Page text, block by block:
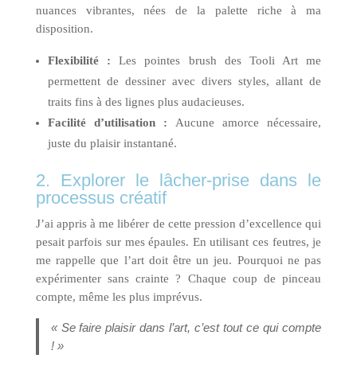
nuances vibrantes, nées de la palette riche à ma
disposition.
Flexibilité :Les pointes brush des Tooli Art me
permettent de dessiner avec divers styles, allant de
traits fins à des lignes plus audacieuses.
Facilité d’utilisation :Aucune amorce nécessaire,
juste du plaisir instantané.
2. Explorer le lâcher-prise dans le
processus créatif
J’ai appris à me libérer de cette pression d’excellence qui
pesait parfois sur mes épaules. En utilisant ces feutres, je
me rappelle que l’art doit être un jeu. Pourquoi ne pas
expérimenter sans crainte ? Chaque coup de pinceau
compte, même les plus imprévus.
« Se faire plaisir dans l’art, c’est tout ce qui compte
! »